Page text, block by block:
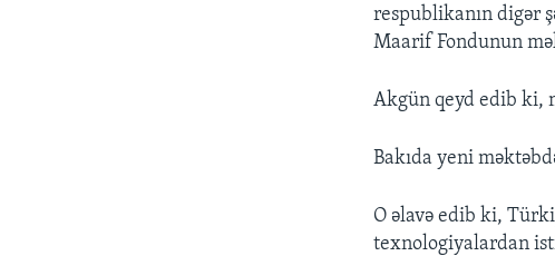
respublikanın digər
Maarif Fondunun
Akgün qeyd edib ki,
Bakıda yeni
O əlavə edib ki,
texnologiyalardan